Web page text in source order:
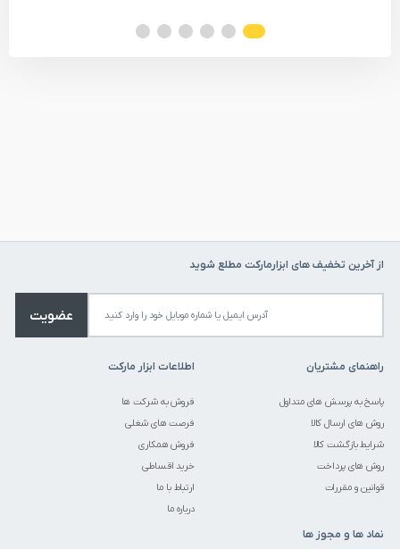
از آخرین تخفیف های ابزارمارکت مطلع شوید
عضویت
راهنمای مشتریان
پاسخ به پرسش های متداول
روش های ارسال کالا
شرایط بازگشت کالا
روش های پرداخت
قوانین و مقررات
اطلاعات ابزار مارکت
فروش به شرکت ها
فرصت های شغلی
فروش همکاری
خرید اقساطی
ارتباط با ما
درباره ما
نماد ها و مجوز ها